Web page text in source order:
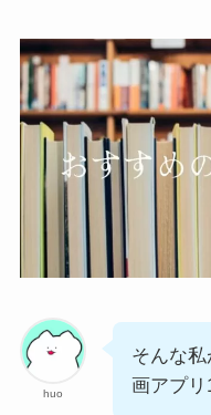
huo
そんな
画アプリ